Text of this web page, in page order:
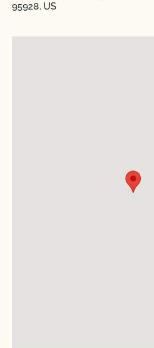
95928, US